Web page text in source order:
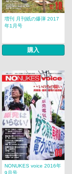
増刊 月刊紙の爆弾 2017
年1月号
購入
NONUKES voice 2016年
9月号